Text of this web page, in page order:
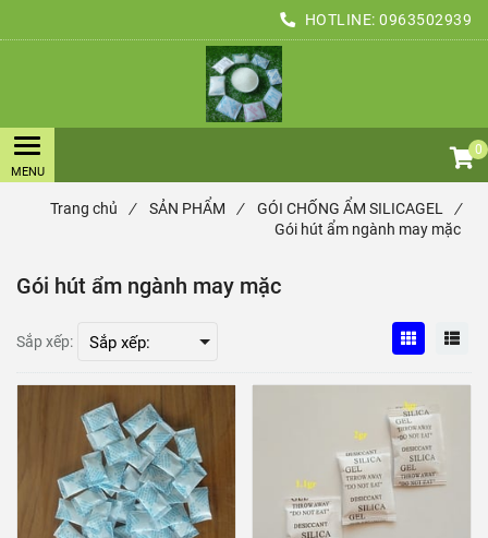
HOTLINE: 0963502939
0
Trang chủ / SẢN PHẨM / GÓI CHỐNG ẨM SILICAGEL
/
Gói hút ẩm ngành may mặc
Gói hút ẩm ngành may mặc
Sắp xếp: